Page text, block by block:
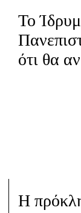
Το
ότι θα
Η